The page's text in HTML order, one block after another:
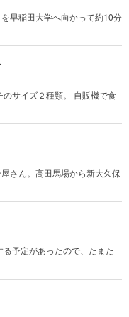
早稲田大学へ向かって約10分
サイズ２種類。 自販機で食
さん。高田馬場から新大久保
予定があったので、たまた